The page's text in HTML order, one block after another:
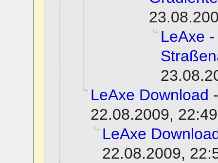
LeAxe
LeAxe Download
22.08.2009, 22:49
LeAxe
22.08.2009,